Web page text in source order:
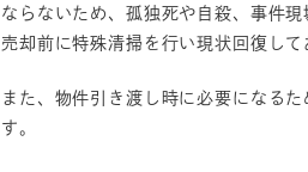
ならないため、孤独死や自殺、事件
売却前に特殊清掃を行い現状回復し
また、物件引き渡し時に必要になる
す。